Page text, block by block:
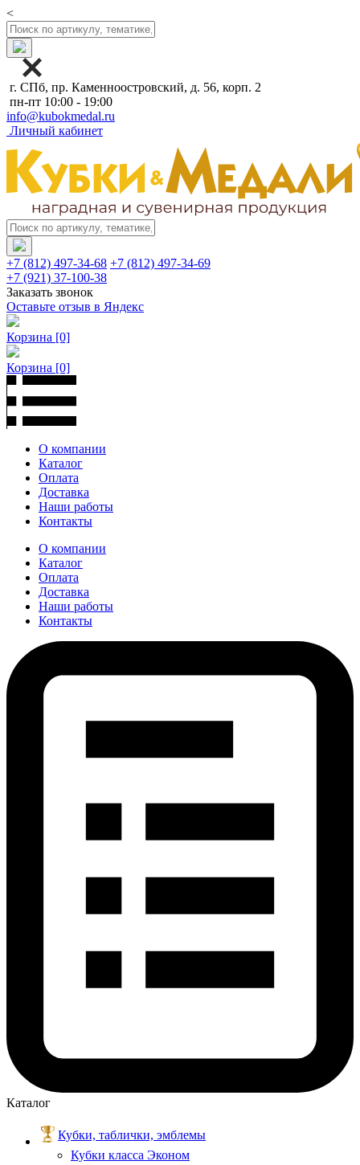
<
г. СПб, пр. Каменноостровский, д. 56, корп. 2
пн-пт 10:00 - 19:00
info@kubokmedal.ru
Личный кабинет
+7 (812) 497-34-68 +7 (812) 497-34-69
+7 (921) 37-100-38
Заказать звонок
Оставьте отзыв в Яндекс
Корзина [0]
Корзина [0]
О компании
Каталог
Оплата
Доставка
Наши работы
Контакты
О компании
Каталог
Оплата
Доставка
Наши работы
Контакты
Каталог
Кубки, таблички, эмблемы
Кубки класса Эконом